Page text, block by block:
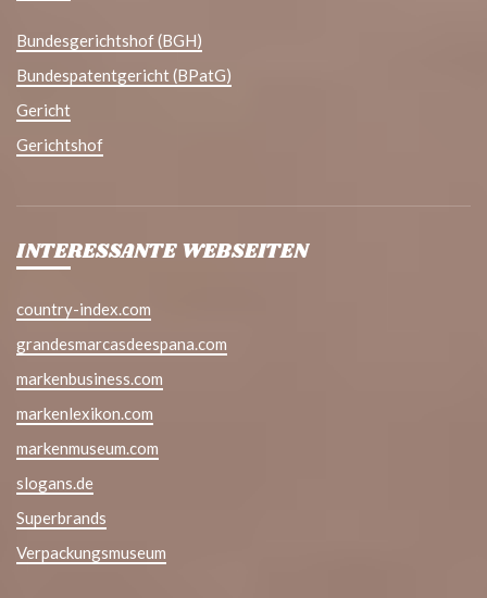
Bundesgerichtshof (BGH)
Bundespatentgericht (BPatG)
Gericht
Gerichtshof
INTERESSANTE WEBSEITEN
country-index.com
grandesmarcasdeespana.com
markenbusiness.com
markenlexikon.com
markenmuseum.com
slogans.de
Superbrands
Verpackungsmuseum